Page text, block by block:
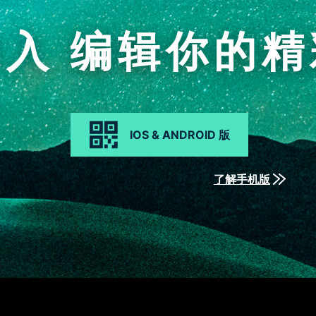
入编辑你的
IOS & ANDROID 版
了解手机版